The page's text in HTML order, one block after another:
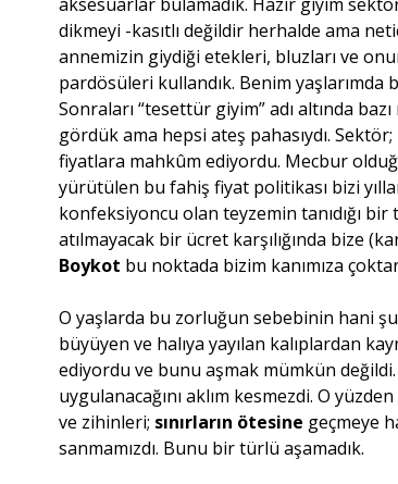
dikmeyi -kasıtlı değildir herhalde ama
annemizin giydiği etekleri, bluzları ve
pardösüleri kullandık. Benim yaşlarımda
Sonraları “tesettür giyim” adı altında
gördük ama hepsi ateş pahasıydı.
fiyatlara mahkûm ediyordu. Mecbur
yürütülen bu fahiş fiyat politikası bizi
konfeksiyoncu olan teyzemin tanıdığı
atılmayacak bir ücret karşılığında bize
Boykot bu noktada bizim kanımıza
O yaşlarda bu zorluğun sebebinin hani şu
büyüyen ve halıya yayılan kalıplardan
ediyordu ve bunu aşmak mümkün
uygulanacağını aklım kesmezdi. O
ve zihinleri; sınırların ötesine geçmeye
sanmamızdı. Bunu bir türlü aşamadık.